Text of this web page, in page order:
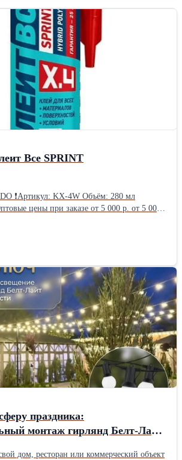
Все SPRINT
280 мл
р.: 487.76 руб. от 60 000 р.: 469.00 руб.
праздника:
монтаж гирлянд Белт-Лайт
дом, ресторан или коммерческий объект